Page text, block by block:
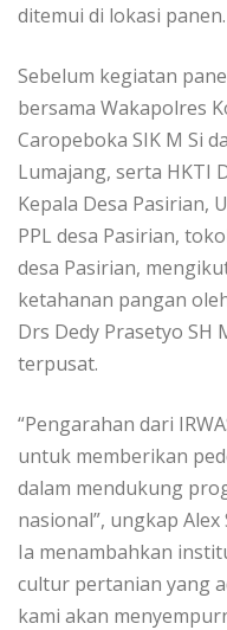
ditemui di lokasi panen.
Sebelum kegiatan
bersama Wakapolres
Caropeboka SIK M Si
Lumajang, serta HKTI
Kepala Desa Pasirian,
PPL desa Pasirian,
desa Pasirian,
ketahanan pangan
Drs Dedy Prasetyo SH
terpusat.
“Pengarahan dari
untuk memberikan
dalam mendukung
nasional”, ungkap Alex
Ia menambahkan
cultur pertanian yang
kami akan